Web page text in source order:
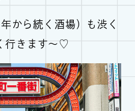
から続く酒場）も渋く
行きます〜♡